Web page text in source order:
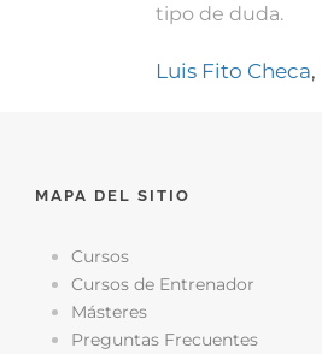
tipo de duda.
Luis Fito Checa,
MAPA DEL SITIO
Cursos
Cursos de Entrenador
Másteres
Preguntas Frecuentes